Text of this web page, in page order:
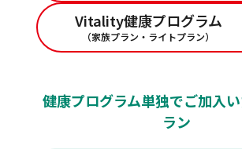
Vitality健康プログラム
（家族プラン・ライトプラン）
健康プログラム単独でご加入
ラン